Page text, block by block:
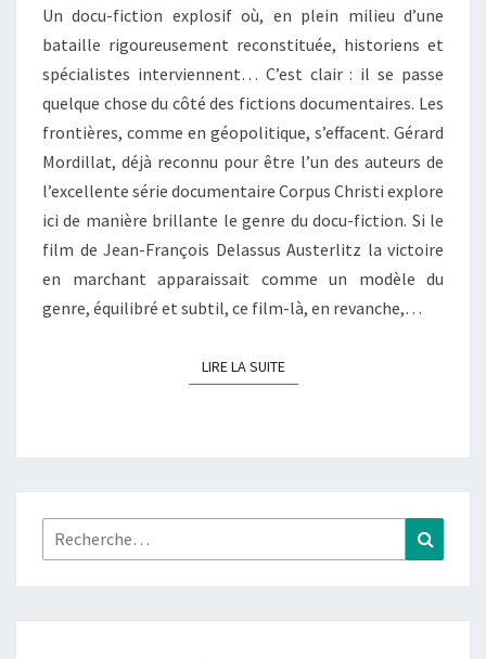
Un docu-fiction explosif où, en plein milieu d’une
bataille rigoureusement reconstituée, historiens et
spécialistes interviennent… C’est clair : il se passe
quelque chose du côté des fictions documentaires. Les
frontières, comme en géopolitique, s’effacent. Gérard
Mordillat, déjà reconnu pour être l’un des auteurs de
l’excellente série documentaire Corpus Christi explore
ici de manière brillante le genre du docu-fiction. Si le
film de Jean-François Delassus Austerlitz la victoire
en marchant apparaissait comme un modèle du
genre, équilibré et subtil, ce film-là, en revanche,…
LIRE LA SUITELIRE LA SUITE
Rechercher :